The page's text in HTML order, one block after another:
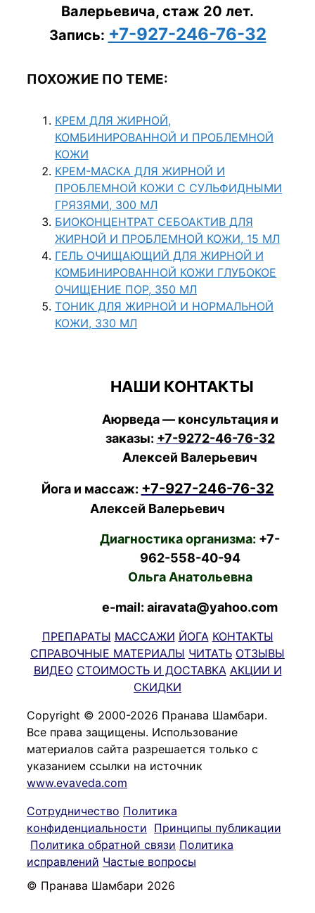
Валерьевича, стаж 20 лет.
Запись: +7-927-246-76-32
ПОХОЖИЕ ПО ТЕМЕ:
КРЕМ ДЛЯ ЖИРНОЙ,
КОМБИНИРОВАННОЙ И ПРОБЛЕМНОЙ
КОЖИ
КРЕМ-МАСКА ДЛЯ ЖИРНОЙ И
ПРОБЛЕМНОЙ КОЖИ С СУЛЬФИДНЫМИ
ГРЯЗЯМИ, 300 МЛ
БИОКОНЦЕНТРАТ СЕБОАКТИВ ДЛЯ
ЖИРНОЙ И ПРОБЛЕМНОЙ КОЖИ, 15 МЛ
ГЕЛЬ ОЧИЩАЮЩИЙ ДЛЯ ЖИРНОЙ И
КОМБИНИРОВАННОЙ КОЖИ ГЛУБОКОЕ
ОЧИЩЕНИЕ ПОР, 350 МЛ
ТОНИК ДЛЯ ЖИРНОЙ И НОРМАЛЬНОЙ
КОЖИ, 330 МЛ
НАШИ КОНТАКТЫ
Аюрведа — консультация и
заказы: +7-9272-46-76-32
Алексей Валерьевич
Йога и массаж: +7-927-246-76-32
Алексей Валерьевич
Диагностика организма: +7-
962-558-40-94
Ольга Анатольевна
e-mail: airavata@yahoo.com
ПРЕПАРАТЫ МАССАЖИ ЙОГА КОНТАКТЫ
СПРАВОЧНЫЕ МАТЕРИАЛЫ ЧИТАТЬ ОТЗЫВЫ
ВИДЕО СТОИМОСТЬ И ДОСТАВКА АКЦИИ И
СКИДКИ
Copyright © 2000-2026 Пранава Шамбари.
Все права защищены. Использование
материалов сайта разрешается только с
указанием ссылки на источник
www.evaveda.com
Сотрудничество Политика
конфиденциальности Принципы публикации
Политика обратной связи Политика
исправлений Частые вопросы
© Пранава Шамбари 2026